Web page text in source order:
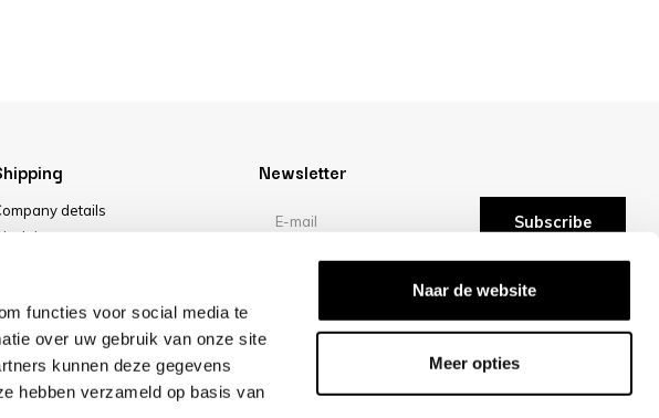
functies voor social media te
over uw gebruik van onze site
kunnen deze gegevens
hebben verzameld op basis van
Naar de website
Meer opties
details
Newsletter
Subscribe
/10 -